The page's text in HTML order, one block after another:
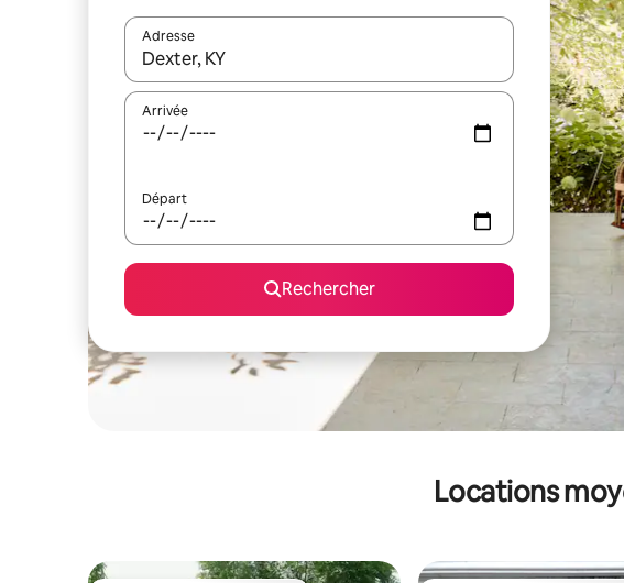
Adresse
Lorsque les résultats s'affichent, utilisez les flèches vers le haut et
Arrivée
Départ
Rechercher
Locations